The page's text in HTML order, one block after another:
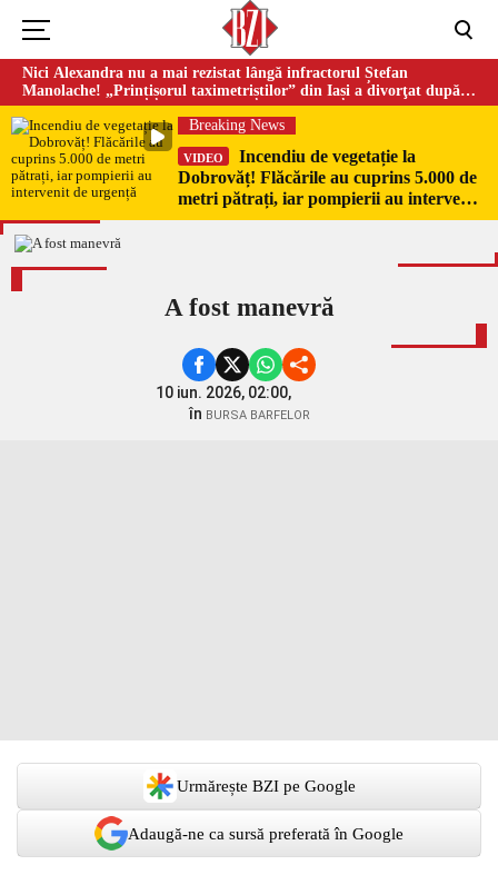
Nici Alexandra nu a mai rezistat lângă infractorul Ștefan
Manolache! „Prințișorul taximetriștilor” din Iași a divorţat după
doi ani de căsnicie
Breaking News
VIDEO
Incendiu de vegetație la
Dobrovăț! Flăcările au cuprins 5.000 de
metri pătrați, iar pompierii au intervenit
de urgență
A fost manevră
10 iun. 2026, 02:00,
în BURSA BARFELOR
Urmărește BZI pe Google
Adaugă-ne ca sursă preferată în Google